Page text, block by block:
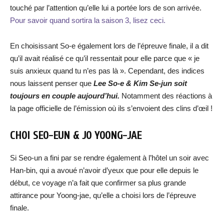
touché par l’attention qu’elle lui a portée lors de son arrivée.
Pour savoir quand sortira la saison 3, lisez ceci.
En choisissant So-e également lors de l’épreuve finale, il a dit
qu’il avait réalisé ce qu’il ressentait pour elle parce que « je
suis anxieux quand tu n’es pas là ». Cependant, des indices
nous laissent penser que Lee So-e & Kim Se-jun soit
toujours en couple aujourd’hui. Notamment des réactions à
la page officielle de l’émission où ils s’envoient des clins d’œil !
CHOI SEO-EUN & JO YOONG-JAE
Si Seo-un a fini par se rendre également à l’hôtel un soir avec
Han-bin, qui a avoué n’avoir d’yeux que pour elle depuis le
début, ce voyage n’a fait que confirmer sa plus grande
attirance pour Yoong-jae, qu’elle a choisi lors de l’épreuve
finale.